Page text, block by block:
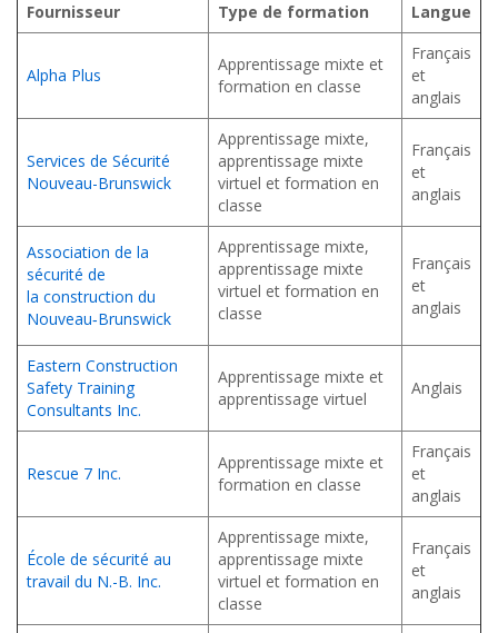
Fournisseur Type de formation Langue
Alpha Plus
Apprentissage mixte et
formation en classe
Français
et
anglais
Services de Sécurité
Nouveau-Brunswick
Apprentissage mixte,
apprentissage mixte
virtuel et formation en
classe
Français
et
anglais
Association de la
sécurité de
la construction du
Nouveau‑Brunswick
Apprentissage mixte,
apprentissage mixte
virtuel et formation en
classe
Français
et
anglais
Eastern Construction
Safety Training
Consultants Inc.
Apprentissage mixte et
apprentissage virtuel
Anglais
Rescue 7 Inc.
Apprentissage mixte et
formation en classe
Français
et
anglais
École de sécurité au
travail du N.-B. Inc.
Apprentissage mixte,
apprentissage mixte
virtuel et formation en
classe
Français
et
anglais